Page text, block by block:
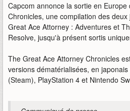
Capcom annonce la sortie en
Chronicles, une compilation des
Great Ace Attorney : Adventures et
Resolve, jusqu'à présent sortis
The Great Ace Attorney Chronicles
versions dématérialisées, en
(Steam), PlayStation 4 et Nintendo